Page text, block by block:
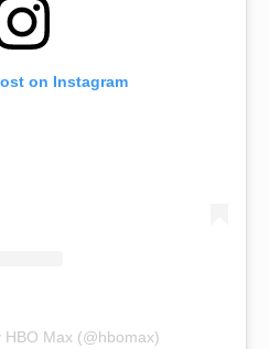
on Instagram
HBO Max (@hbomax)